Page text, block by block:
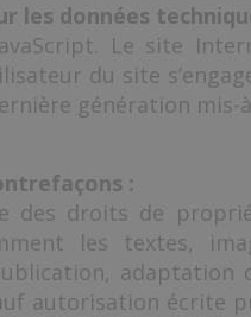
les données
Le site
du site
génération mis-
:
des droits de
les textes,
autorisation écrite